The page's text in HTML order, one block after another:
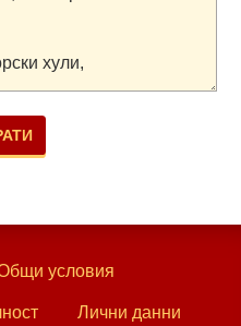
условия
Лични данни